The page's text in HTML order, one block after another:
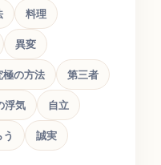
料理
異変
極の方法 第三者
浮気 自立
誠実